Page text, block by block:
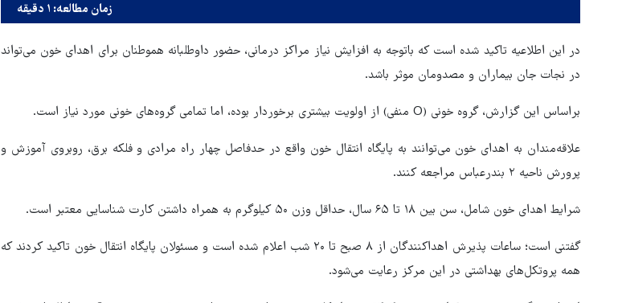
زمان مطالعه: ۱ دقیقه
در این اطلاعیه تاکید شده است که باتوجه به افزایش نیاز مراکز درمانی، حضور داوطلبانه هموطنان برای اهدای خون می‌تواند
در نجات جان بیماران و مصدومان موثر باشد.
براساس این گزارش، گروه خونی (O منفی) از اولویت بیشتری برخوردار بوده، اما تمامی گروه‌های خونی مورد نیاز است.
علاقه‌مندان به اهدای خون می‌توانند به پایگاه انتقال خون واقع در حدفاصل چهار راه مرادی و فلکه برق، روبروی آموزش و
پرورش ناحیه ۲ بندرعباس مراجعه کنند.
شرایط اهدای خون شامل، سن بین ۱۸ تا ۶۵ سال، حداقل وزن ۵۰ کیلوگرم به همراه داشتن کارت شناسایی معتبر است.
گفتنی است؛ ساعات پذیرش اهداکنندگان از ۸ صبح تا ۲۰ شب اعلام شده است و مسئولان پایگاه انتقال خون تاکید کردند که
همه پروتکل‌های بهداشتی در این مرکز رعایت می‌شود.